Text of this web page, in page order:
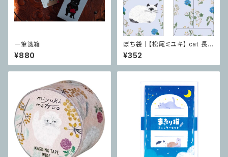
一筆箋箱
¥880
ぽち袋｜【松尾ミユキ】 cat 長
ぽち袋 Repos
¥352